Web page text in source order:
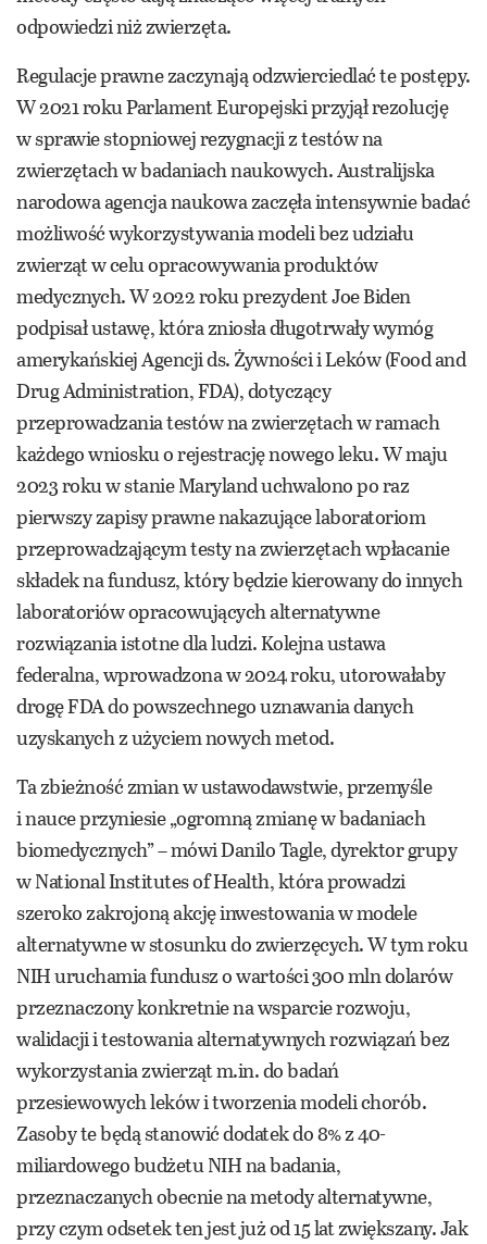
odpowiedzi niż zwierzęta.
Regulacje prawne zaczynają odzwierciedlać te postępy.
W 2021 roku Parlament Europejski przyjął rezolucję
w sprawie stopniowej rezygnacji z testów na
zwierzętach w badaniach naukowych. Australijska
narodowa agencja naukowa zaczęła intensywnie badać
możliwość wykorzystywania modeli bez udziału
zwierząt w celu opracowywania produktów
medycznych. W 2022 roku prezydent Joe Biden
podpisał ustawę, która zniosła długotrwały wymóg
amerykańskiej Agencji ds. Żywności i Leków (Food and
Drug Administration, FDA), dotyczący
przeprowadzania testów na zwierzętach w ramach
każdego wniosku o rejestrację nowego leku. W maju
2023 roku w stanie Maryland uchwalono po raz
pierwszy zapisy prawne nakazujące laboratoriom
przeprowadzającym testy na zwierzętach wpłacanie
składek na fundusz, który będzie kierowany do innych
laboratoriów opracowujących alternatywne
rozwiązania istotne dla ludzi. Kolejna ustawa
federalna, wprowadzona w 2024 roku, utorowałaby
drogę FDA do powszechnego uznawania danych
uzyskanych z użyciem nowych metod.
Ta zbieżność zmian w ustawodawstwie, przemyśle
i nauce przyniesie „ogromną zmianę w badaniach
biomedycznych” – mówi Danilo Tagle, dyrektor grupy
w National Institutes of Health, która prowadzi
szeroko zakrojoną akcję inwestowania w modele
alternatywne w stosunku do zwierzęcych. W tym roku
NIH uruchamia fundusz o wartości 300 mln dolarów
przeznaczony konkretnie na wsparcie rozwoju,
walidacji i testowania alternatywnych rozwiązań bez
wykorzystania zwierząt m.in. do badań
przesiewowych leków i tworzenia modeli chorób.
Zasoby te będą stanowić dodatek do 8% z 40-
miliardowego budżetu NIH na badania,
przeznaczanych obecnie na metody alternatywne,
przy czym odsetek ten jest już od 15 lat zwiększany. Jak